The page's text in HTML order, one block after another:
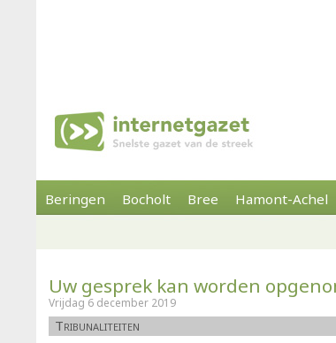
Beringen Bocholt Bree Hamont-Achel
Uw gesprek kan worden
Vrijdag 6 december 2019
Tribunaliteiten